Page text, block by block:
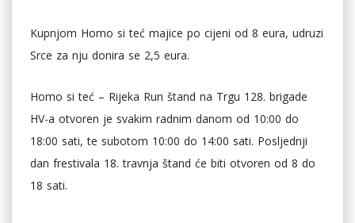
Kupnjom Homo si teć majice po cijeni od 8 eura, udruzi
Srce za nju donira se 2,5 eura.
Homo si teć – Rijeka Run štand na Trgu 128. brigade
HV-a otvoren je svakim radnim danom od 10:00 do
18:00 sati, te subotom 10:00 do 14:00 sati. Posljednji
dan frestivala 18. travnja štand će biti otvoren od 8 do
18 sati.